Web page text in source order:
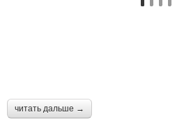
читать дальше →